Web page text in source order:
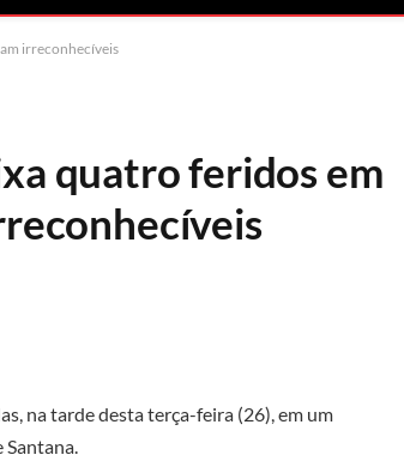
irreconhecíveis
quatro feridos em
na tarde desta terça-feira (26), em um
Santana.